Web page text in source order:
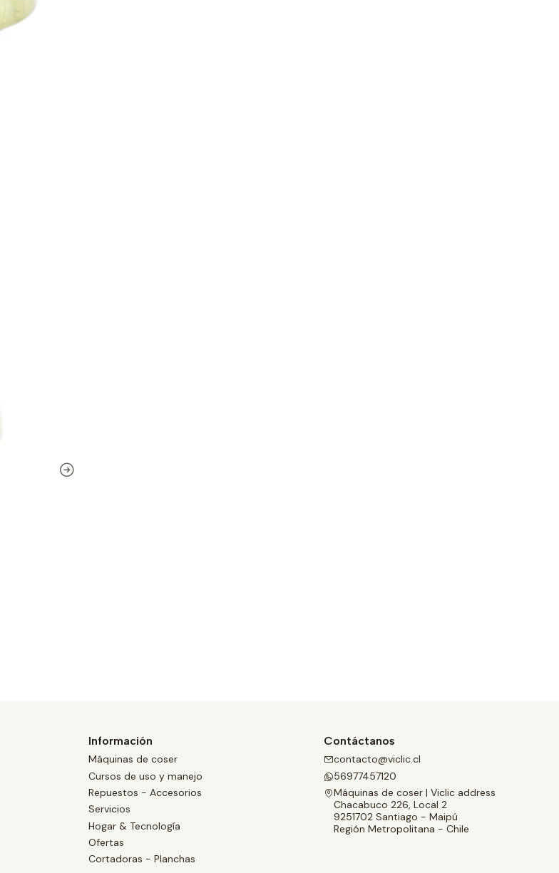
Información
Máquinas de coser
Cursos de uso y manejo
Repuestos - Accesorios
Servicios
Hogar & Tecnología
Ofertas
Cortadoras - Planchas
Contáctanos
contacto@viclic.cl
56977457120
Máquinas de coser | Viclic address
Chacabuco 226, Local 2
9251702 Santiago - Maipú
Región Metropolitana - Chile